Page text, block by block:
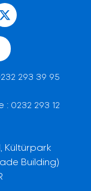
293 39 95
: 0232 293 12
Kültürpark
Building)